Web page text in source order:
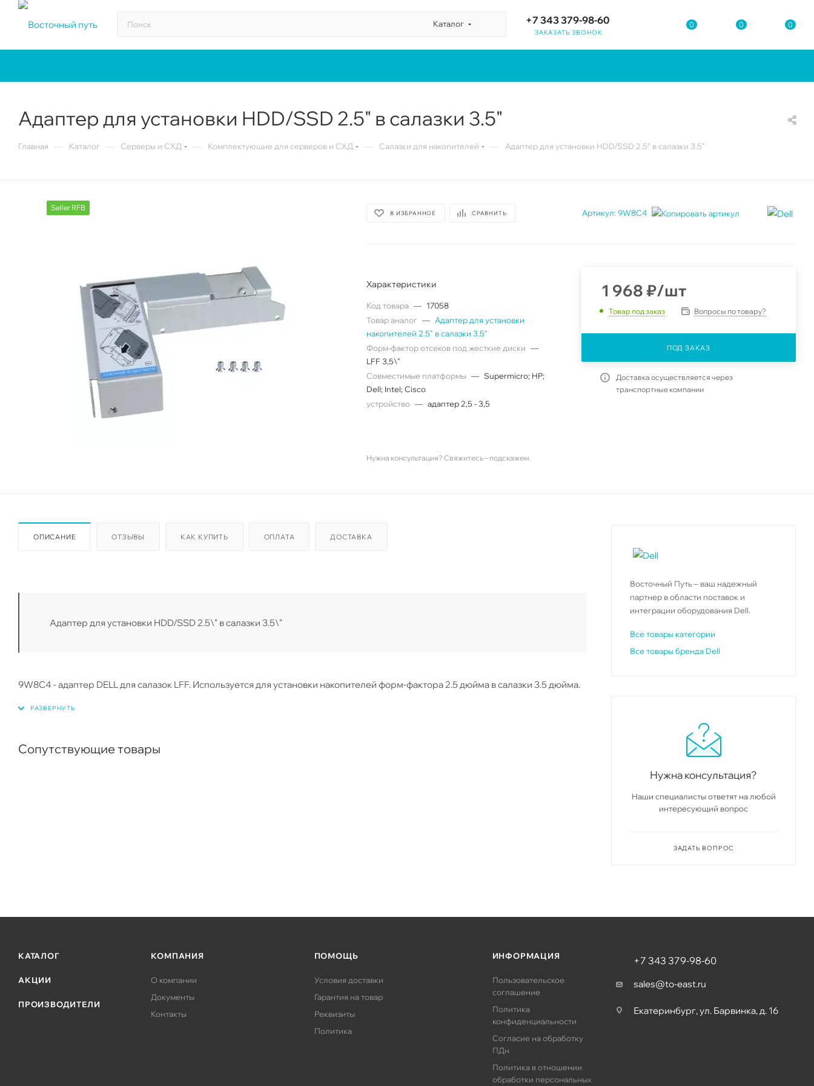
Каталог +7 343 379-98-60
ЗАКАЗАТЬ ЗВОНОК
0 0 0
Адаптер для установки HDD/SSD 2.5" в салазки 3.5"
Главная Каталог Серверы и СХД Комплектующие для серверов и СХД Салазки для накопителей Адаптер для установки HDD/SSD 2.5" в салазки 3.5"
Seller RFB
В ИЗБРАННОЕ СРАВНИТЬ Артикул: 9W8C4
Характеристики
Код товара — 17058
Товар аналог — Адаптер для установки
накопителей 2.5" в салазки 3.5"
Форм-фактор отсеков под жесткие диски —
LFF 3,5\"
Совместимые платформы — Supermicro; HP;
Dell; Intel; Cisco
устройство — адаптер 2,5 - 3,5
1 968 ₽/шт
Товар под заказ Вопросы по товару?
ПОД ЗАКАЗ
Доставка осуществляется через
транспортные компании
Нужна консультация? Свяжитесь – подскажем.
ОПИСАНИЕ ОТЗЫВЫ КАК КУПИТЬ ОПЛАТА ДОСТАВКА
Адаптер для установки HDD/SSD 2.5\" в салазки 3.5\"
9W8C4 - адаптер DELL для салазок LFF. Используется для установки накопителей форм-фактора 2.5 дюйма в салазки 3.5 дюйма.
Сопутствующие товары
Восточный Путь – ваш надежный
партнер в области поставок и
интеграции оборудования Dell.
Все товары категории
Все товары бренда Dell
Нужна консультация?
Наши специалисты ответят на любой
интересующий вопрос
ЗАДАТЬ ВОПРОС
КАТАЛОГ
АКЦИИ
ПРОИЗВОДИТЕЛИ
КОМПАНИЯ
О компании
Документы
Контакты
ПОМОЩЬ
Условия доставки
Гарантия на товар
Реквизиты
Политика
ИНФОРМАЦИЯ
Пользовательское
соглашение
Политика
конфиденциальности
Согласие на обработку
ПДн
Политика в отношении
обработки персональных
+7 343 379-98-60
sales@to-east.ru
Екатеринбург, ул. Барвинка, д. 16